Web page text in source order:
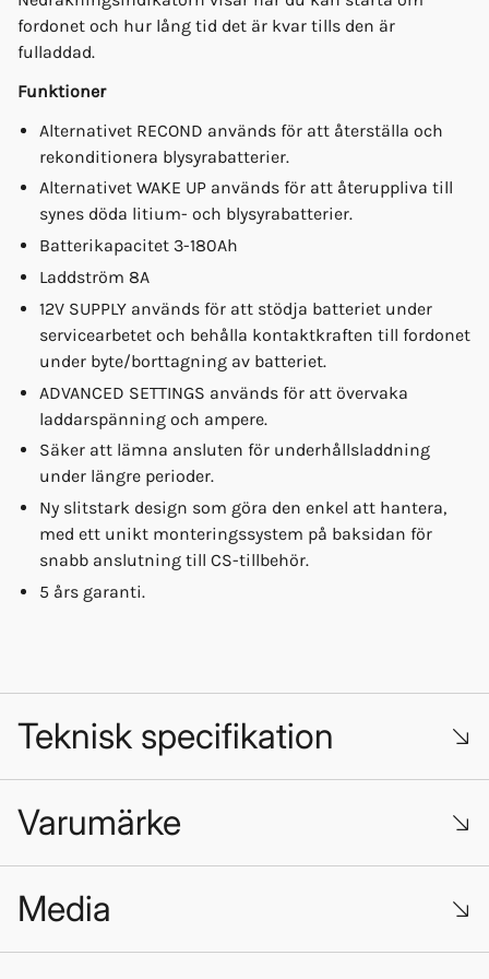
fordonet och hur lång tid det är kvar tills den är
fulladdad.
Funktioner
Alternativet RECOND används för att återställa och
rekonditionera blysyrabatterier.
Alternativet WAKE UP används för att återuppliva till
synes döda litium- och blysyrabatterier.
Batterikapacitet 3-180Ah
Laddström 8A
12V SUPPLY används för att stödja batteriet under
servicearbetet och behålla kontaktkraften till fordonet
under byte/borttagning av batteriet.
ADVANCED SETTINGS används för att övervaka
laddarspänning och ampere.
Säker att lämna ansluten för underhållsladdning
under längre perioder.
Ny slitstark design som göra den enkel att hantera,
med ett unikt monteringssystem på baksidan för
snabb anslutning till CS-tillbehör.
5 års garanti.
Teknisk specifikation
Batterikapacitet: 3–180Ah
Laddningskategori: AC laddning
Backström*: Mindre än 1.5Ah/månad
Batterispänning: 12V
Batterikemi: Bly-syra, Litiumjon
Varumärke
Media